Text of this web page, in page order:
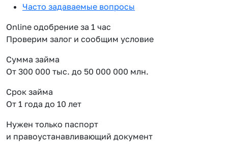
Часто задаваемые вопросы
Online одобрение за 1 час
Проверим залог и сообщим условие
Сумма займа
От 300 000 тыс. до 50 000 000 млн.
Срок займа
От 1 года до 10 лет
Нужен только паспорт
и правоустанавливающий документ